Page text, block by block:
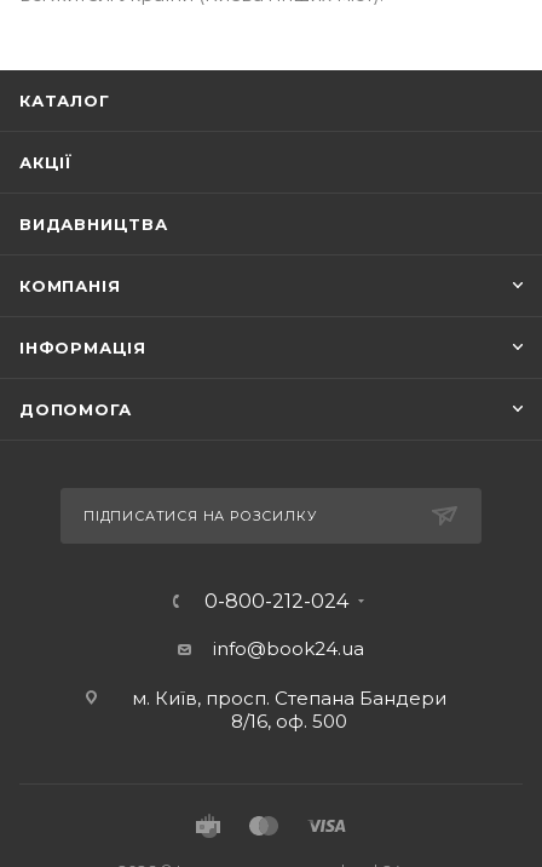
КАТАЛОГ
АКЦІЇ
ВИДАВНИЦТВА
КОМПАНІЯ
ІНФОРМАЦІЯ
ДОПОМОГА
ПІДПИСАТИСЯ НА РОЗСИЛКУ
0-800-212-024
info@book24.ua
м. Київ, просп. Степана Бандери
8/16, оф. 500